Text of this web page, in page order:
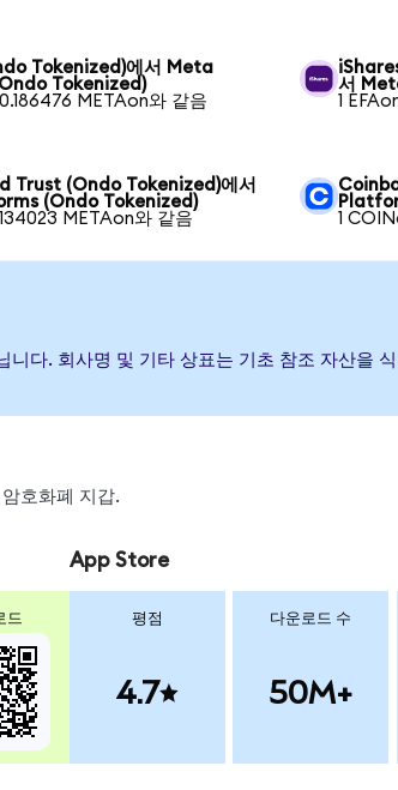
Tokenized)에서 Meta
Tokenized)
METAon와 같음
서
1
Trust (Ondo Tokenized)에서
(Ondo Tokenized)
METAon와 같음
1
다. 회사명 및 기타 상표는 기초 참조 자산을
호화폐 지갑.
드
App Store
평점
4.7
다운로드 수
50M+